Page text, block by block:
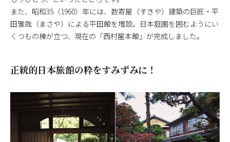
また、昭和35（1960）年には、数寄屋（すきや）建築の巨匠・平
田雅哉（まさや）による平田館を増設。日本庭園を囲むようにい
くつもの棟が立つ、現在の「西村屋本館」が完成しました。
正統的日本旅館の粋をすみずみに！